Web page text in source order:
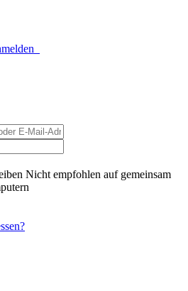
Nicht empfohlen auf gemeinsam